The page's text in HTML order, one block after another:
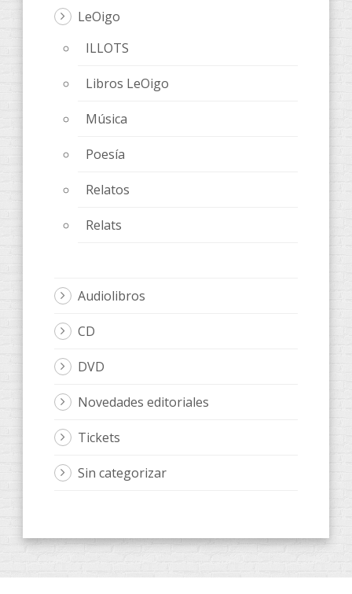
LeOigo
ILLOTS
Libros LeOigo
Música
Poesía
Relatos
Relats
Audiolibros
CD
DVD
Novedades editoriales
Tickets
Sin categorizar